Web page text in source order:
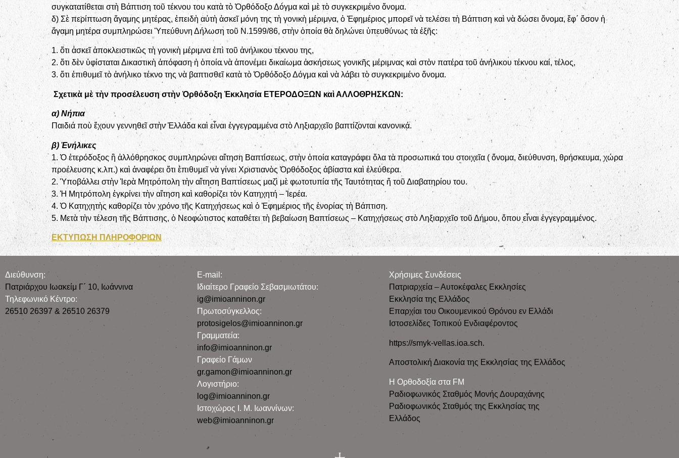
συγκατατίθεται στὴ Βάπτιση τοῦ τέκνου του κατὰ τὸ Ὀρθόδοξο Δόγμα καὶ μὲ τὸ συγκεκριμένο ὄνομα.
δ) Σὲ περίπτωση ἄγαμης μητέρας, ἐπειδὴ αὐτὴ ἀσκεῖ μόνη της τὴ γονικὴ μέριμνα, ὁ Ἐφημέριος μπορεῖ νὰ τελέσει τὴ Βάπτιση καὶ νὰ δώσει ὄνομα, ἔφ΄ ὅσον ἡ
ἄγαμη μητέρα συμπληρώσει Ὑπεύθυνη Δήλωση τοῦ Ν.1599/86, στὴν ὁποία θὰ δηλώνει ὑπευθύνως τὰ ἑξῆς:
1. ὅτι ἀσκεῖ ἀποκλειστικῶς τὴ γονικὴ μέριμνα ἐπὶ τοῦ ἀνήλικου τέκνου της,
2. ὅτι δὲν ὑφίσταται Δικαστικὴ ἀπόφαση ἡ ὁποία νὰ ἀπονέμει δικαίωμα ἀσκήσεως γονικῆς μέριμνας καὶ στὸν πατέρα τοῦ ἀνήλικου τέκνου καί, τέλος,
3. ὅτι ἐπιθυμεῖ τὸ ἀνήλικο τέκνο της νὰ βαπτισθεῖ κατὰ τὸ Ὀρθόδοξο Δόγμα καὶ νὰ λάβει τὸ συγκεκριμένο ὄνομα.
Σχετικὰ μὲ τὴν προσέλευση στὴν Ὀρθόδοξη Ἐκκλησία ΕΤΕΡΟΔΟΞΩΝ καὶ ΑΛΛΟΘΡΗΣΚΩΝ:
α) Νήπια
Παιδιά ποὺ ἔχουν γεννηθεῖ στὴν Ἑλλάδα καὶ εἶναι ἐγγεγραμμένα στὸ Ληξιαρχεῖο βαπτίζονται κανονικά.
β) Ἐνήλικες
1. Ὁ ἑτερόδοξος ἢ ἀλλόθρησκος συμπληρώνει αἴτηση Βαπτίσεως, στὴν ὁποία καταγράφει ὅλα τὰ προσωπικά του στοιχεῖα ( ὄνομα, διεύθυνση, θρήσκευμα, χώρα
προέλευσης κ.λπ.) καὶ ἀναφέρει ὅτι ἐπιθυμεῖ νὰ γίνει Χριστιανὸς Ὀρθόδοξος ἀβίαστα καὶ ἐλεύθερα.
2. Ὑποβάλλει στὴν Ἱερὰ Μητρόπολη τὴν αἴτηση Βαπτίσεως μαζὶ μὲ φωτοτυπία τῆς Ταυτότητας ἤ τοῦ Διαβατηρίου του.
3. Ἡ Μητρόπολη ἐγκρίνει τὴν αἴτηση καὶ καθορίζει τὸν Κατηχητή – Ἱερέα.
4. Ὁ Κατηχητὴς καθορίζει τὸν χρόνο τῆς Κατηχήσεως καὶ ὁ Ἐφημέριος τῆς ἐνορίας τὴ Βάπτιση.
5. Μετὰ τὴν τέλεση τῆς Βάπτισης, ὁ Νεοφώτιστος καταθέτει τὴ βεβαίωση Βαπτίσεως – Κατηχήσεως στὸ Ληξιαρχεῖο τοῦ Δήμου, ὅπου εἶναι ἐγγεγραμμένος.
ΕΚΤΥΠΩΣΗ ΠΛΗΡΟΦΟΡΙΩΝ
Διεύθυνση:
Πατριάρχου Ιωακείμ Γ΄ 10, Iωάννινα
Τηλεφωνικό Κέντρο:
26510 26397 & 26510 26379
E-mail:
Iδιαίτερο Γραφείο Σεβασμιωτάτου:
ig@imioanninon.gr
Πρωτοσύγκελλος:
protosigelos@imioanninon.gr
Γραμματεία:
info@imioanninon.gr
Γραφείο Γάμων
gr.gamon@imioanninon.gr
Λογιστήριο:
log@imioanninon.gr
Ιστοχώρος Ι. Μ. Ιωαννίνων:
web@imioanninon.gr
Χρήσιμες Συνδέσεις
Πατριαρχεία – Αυτοκέφαλες Εκκλησίες
Εκκλησία της Ελλάδος
Επαρχίαι του Οικουμενικού Θρόνου εν Ελλάδι
Ιστοσελίδες Τοπικού Ενδιαφέροντος
https://smyk-vellas.ioa.sch.
Αποστολική Διακονία της Εκκλησίας της Ελλάδος
Η Ορθοδοξία στα FM
Ραδιοφωνικός Σταθμός Μονής Δουραχάνης
Ραδιοφωνικός Σταθμός της Εκκλησίας της
Ελλάδος